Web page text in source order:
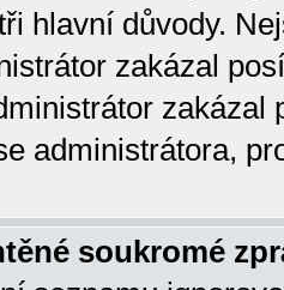
hlavní důvody.
zakázal
zakázal
administrátora,
soukromé